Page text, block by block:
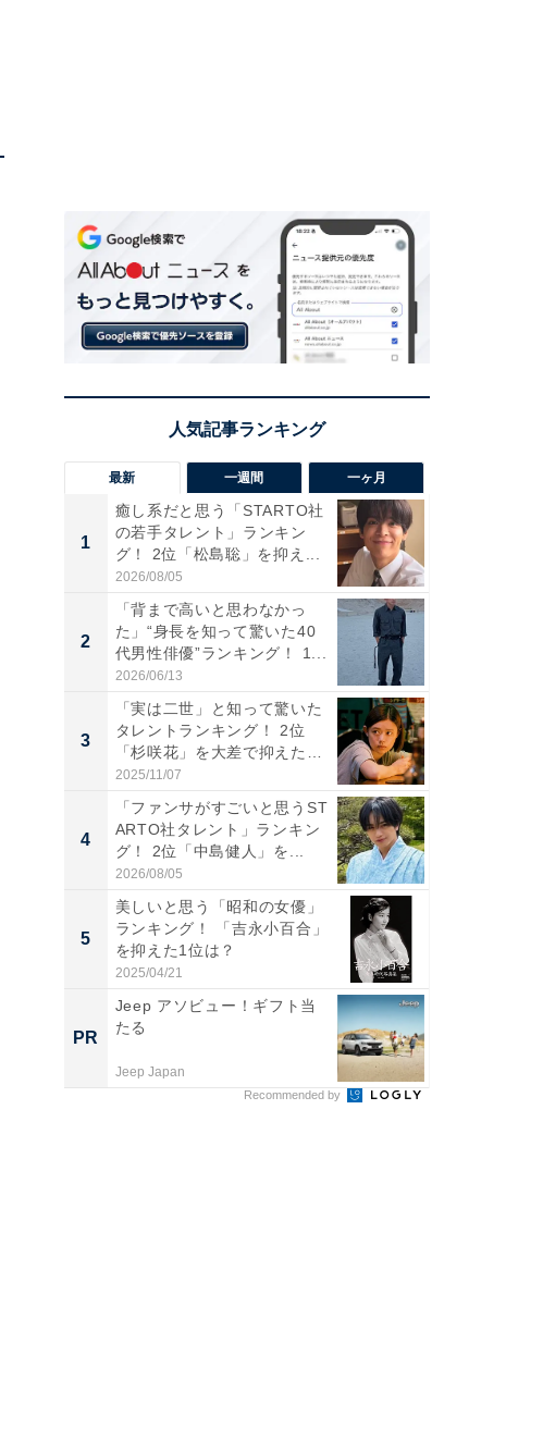
最新 一週間 一ヶ月
1
癒し系だと思う「STARTO社
の若手タレント」ランキン
グ！ 2位「松島聡」を抑え...
2026/08/05
2
「背まで高いと思わなかっ
た」“身長を知って驚いた40
代男性俳優”ランキング！ 1...
2026/06/13
3
「実は二世」と知って驚いた
タレントランキング！ 2位
「杉咲花」を大差で抑えた1
位...
2025/11/07
4
「ファンサがすごいと思うST
ARTO社タレント」ランキン
グ！ 2位「中島健人」を...
2026/08/05
5
美しいと思う「昭和の女優」
ランキング！ 「吉永小百合」
を抑えた1位は？
2025/04/21
PR
Jeep アソビュー！ギフト当
たる
Jeep Japan
Recommended by